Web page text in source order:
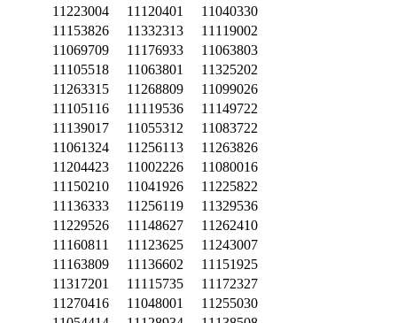
11223004
11120401
11040330
11153826
11332313
11119002
11069709
11176933
11063803
11105518
11063801
11325202
11263315
11268809
11099026
11105116
11119536
11149722
11139017
11055312
11083722
11061324
11256113
11263826
11204423
11002226
11080016
11150210
11041926
11225822
11136333
11256119
11329536
11229526
11148627
11262410
11160811
11123625
11243007
11163809
11136602
11151925
11317201
11115735
11172327
11270416
11048001
11255030